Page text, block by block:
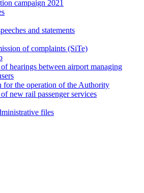
campaign 2021
and statements
of complaints (SiTe)
hearings between airport managing
for the operation of the Authority
new rail passenger services
files